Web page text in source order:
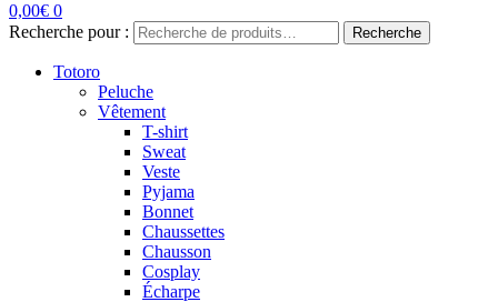
0,00€ 0
Recherche pour :
Recherche
Totoro
Peluche
Vêtement
T-shirt
Sweat
Veste
Pyjama
Bonnet
Chaussettes
Chausson
Cosplay
Écharpe